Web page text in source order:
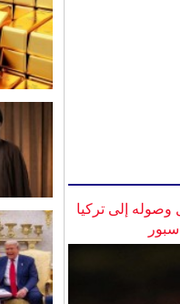
إلى تركيا